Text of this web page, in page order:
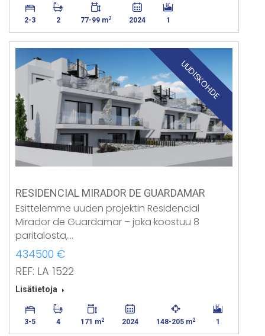
2-3 2 77-99 m2 2024 1
UUDISKOHDE
RESIDENCIAL MIRADOR DE GUARDAMAR
Esittelemme uuden projektin Residencial
Mirador de Guardamar – joka koostuu 8
paritalosta,…
434500 €
REF: LA 1522
Lisätietoja
3-5 4 171 m2 2024 148-205 m2 1